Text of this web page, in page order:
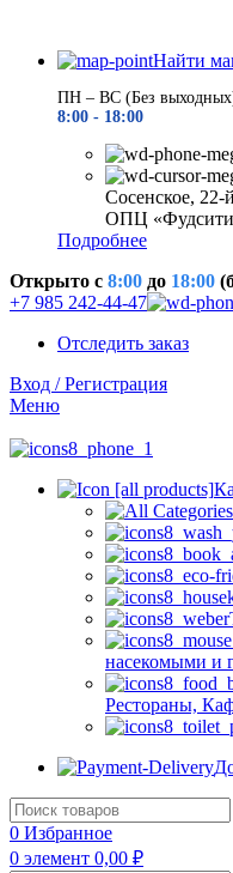
Найти
ПН – ВС (Без
8:00 - 18:00
Сосенское, 22-
ОПЦ
Подробнее
Открыто c 8:00 до 18:00
+7 985 242-44-47
Отследить заказ
Вход / Регистрация
Меню
насекомыми и
Рестораны,
0 Избранное
0 элемент 0,00 ₽